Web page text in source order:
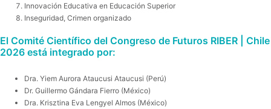
Innovación Educativa en Educación Superior
Inseguridad, Crimen organizado
El Comité Científico del Congreso de Futuros RIBER | Chile
2026 está integrado por:
Dra. Yiem Aurora Ataucusi Ataucusi (Perú)
Dr. Guillermo Gándara Fierro (México)
Dra. Krisztina Eva Lengyel Almos (México)